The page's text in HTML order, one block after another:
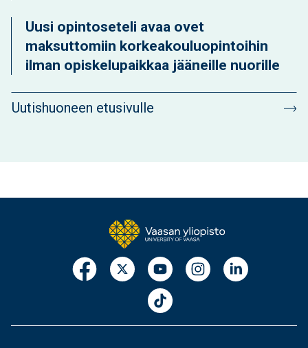
Uusi opintoseteli avaa ovet
maksuttomiin korkeakouluopintoihin
ilman opiskelupaikkaa jääneille nuorille
Uutishuoneen etusivulle